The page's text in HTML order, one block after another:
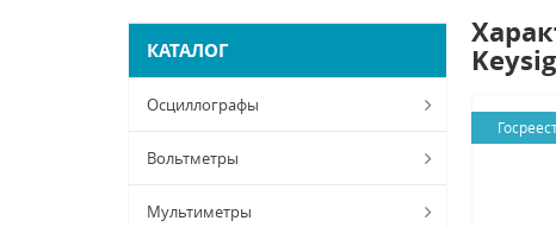
КАТАЛОГ
Осциллографы
Вольтметры
Мультиметры